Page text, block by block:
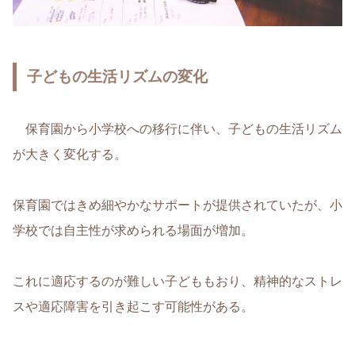
子どもの生活リズムの変化
保育園から小学校への移行に伴い、子どもの生活リズム
が大きく変化する。
保育園ではきめ細やかなサポートが提供されていたが、小
学校では自主性が求められる場面が増加。
これに適応するのが難しい子どももおり、精神的なストレ
スや適応障害を引き起こす可能性がある。